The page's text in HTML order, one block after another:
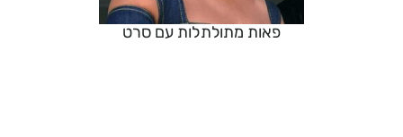
פאות מתולתלות עם סרט